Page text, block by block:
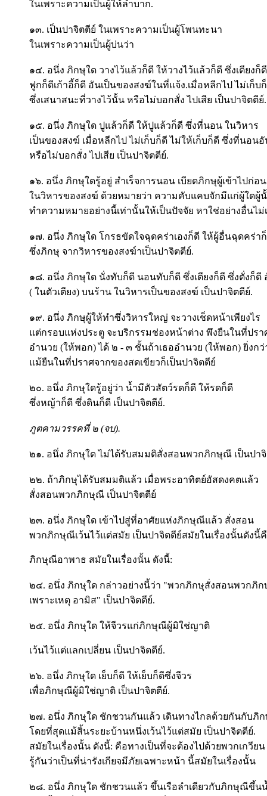
ในเพราะความเป็นผู้ให้ลำบาก.
๑๓. เป็นปาจิตตีย์ ในเพราะความเป็นผู้โพนทะนา
ในเพราะความเป็นผู้บ่นว่า
๑๔. อนึ่ง ภิกษุใด วางไว้แล้วก็ดี ให้วางไว้แล้วก็ดี ซึ่งเตียงก็
ฟูกก็ดีเก้าอี้ก็ดี อันเป็นของสงฆ์ในที่แจ้ง.เมื่อหลีกไป ไม่เก็บ
ซึ่งเสนาสนะที่วางไว้นั้น หรือไม่บอกสั่ง ไปเสีย เป็นปาจิตตีย์.
๑๕. อนึ่ง ภิกษุใด ปูแล้วก็ดี ให้ปูแล้วก็ดี ซึ่งที่นอน ในวิหาร
เป็นของสงฆ์ เมื่อหลีกไป ไม่เก็บก็ดี ไม่ให้เก็บก็ดี ซึ่งที่นอน
หรือไม่บอกสั่ง ไปเสีย เป็นปาจิตตีย์.
๑๖. อนึ่ง ภิกษุใดรู้อยู่ สำเร็จการนอน เบียดภิกษุผู้เข้าไปก่อน
ในวิหารของสงฆ์ ด้วยหมายว่า ความคับแคบจักมีแก่ผู้ใดผู้นั้
ทำความหมายอย่างนี้เท่านั้นให้เป็นปัจจัย หาใช่อย่างอื่นไ
๑๗. อนึ่ง ภิกษุใด โกรธขัดใจฉุดคร่าเองก็ดี ให้ผู้อื่นฉุดคร่า
ซึ่งภิกษุ จากวิหารของสงฆ์าเป็นปาจิตตีย์.
๑๘. อนึ่ง ภิกษุใด นั่งทับก็ดี นอนทับก็ดี ซึ่งเตียงก็ดี ซึ่งตั่งก็ดี
( ในตัวเตียง) บนร้าน ในวิหารเป็นของสงฆ์ เป็นปาจิตตีย์.
๑๙. อนึ่ง ภิกษุผู้ให้ทำซึ่งวิหารใหญ่ จะวางเช็ดหน้าเพียงไร
แต่กรอบแห่งประตู จะบริกรรมช่องหน้าต่าง พึงยืนในที่ปรา
อำนวย (ให้พอก) ได้ ๒ - ๓ ชั้นถ้าเธออำนวย (ให้พอก) ยิ่งก
แม้ยืนในที่ปราศจากของสดเขียวก็เป็นปาจิตตีย์
๒๐. อนึ่ง ภิกษุใดรู้อยู่ว่า น้ำมีตัวสัตว์รดก็ดี ให้รดก็ดี
ซึ่งหญ้าก็ดี ซึ่งดินก็ดี เป็นปาจิตตีย์.
ภูตคามวรรคที่ ๒ (จบ).
๒๑. อนึ่ง ภิกษุใด ไม่ได้รับสมมติสั่งสอนพวกภิกษุณี เป็นปา
๒๒. ถ้าภิกษุได้รับสมมติแล้ว เมื่อพระอาทิตย์อัสดงคตแล้ว
สั่งสอนพวกภิกษุณี เป็นปาจิตตีย์
๒๓. อนึ่ง ภิกษุใด เข้าไปสู่ที่อาศัยแห่งภิกษุณีแล้ว สั่งสอน
พวกภิกษุณีเว้นไว้แต่สมัย เป็นปาจิตตีย์สมัยในเรื่องนั้นดังนี้
ภิกษุณีอาพาธ สมัยในเรื่องนั้น ดังนี้:
๒๔. อนึ่ง ภิกษุใด กล่าวอย่างนี้ว่า "พวกภิกษุสั่งสอนพวกภิ
เพราะเหตุ อามิส" เป็นปาจิตตีย์.
๒๕. อนึ่ง ภิกษุใด ให้จีวรแก่ภิกษุณีผู้มิใช่ญาติ
เว้นไว้แต่แลกเปลี่ยน เป็นปาจิตตีย์.
๒๖. อนึ่ง ภิกษุใด เย็บก็ดี ให้เย็บก็ดีซึ่งจีวร
เพื่อภิกษุณีผู้มิใช่ญาติ เป็นปาจิตตีย์.
๒๗. อนึ่ง ภิกษุใด ชักชวนกันแล้ว เดินทางไกลด้วยกันกับภิ
โดยที่สุดแม้สิ้นระยะบ้านหนึ่งเว้นไว้แต่สมัย เป็นปาจิตตีย์.
สมัยในเรื่องนั้น ดังนี้: คือทางเป็นที่จะต้องไปด้วยพวกเกวียน
รู้กันว่าเป็นที่น่ารังเกียจมีภัยเฉพาะหน้า นี้สมัยในเรื่องนั้น
๒๘. อนึ่ง ภิกษุใด ชักชวนแล้ว ขึ้นเรือลำเดียวกับภิกษุณีขึ้น